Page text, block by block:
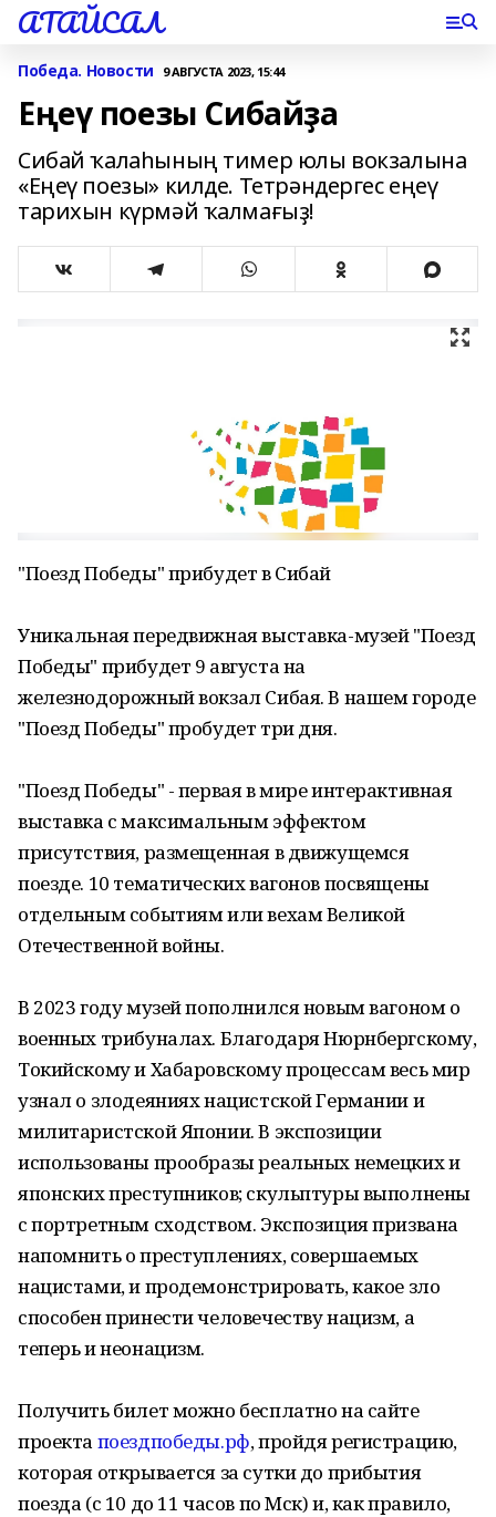
АТАЙСАЛ
Победа. Новости 9 АВГУСТА 2023, 15:44
Еңеү поезы Сибайҙа
Сибай ҡалаһының тимер юлы вокзалына
«Еңеү поезы» килде. Тетрәндергес еңеү
тарихын күрмәй ҡалмағыҙ!
"Поезд Победы" прибудет в Сибай
Уникальная передвижная выставка-музей "Поезд
Победы" прибудет 9 августа на
железнодорожный вокзал Сибая. В нашем городе
"Поезд Победы" пробудет три дня.
"Поезд Победы" - первая в мире интерактивная
выставка с максимальным эффектом
присутствия, размещенная в движущемся
поезде. 10 тематических вагонов посвящены
отдельным событиям или вехам Великой
Отечественной войны.
В 2023 году музей пополнился новым вагоном о
военных трибуналах. Благодаря Нюрнбергскому,
Токийскому и Хабаровскому процессам весь мир
узнал о злодеяниях нацистской Германии и
милитаристской Японии. В экспозиции
использованы прообразы реальных немецких и
японских преступников; скульптуры выполнены
с портретным сходством. Экспозиция призвана
напомнить о преступлениях, совершаемых
нацистами, и продемонстрировать, какое зло
способен принести человечеству нацизм, а
теперь и неонацизм.
Получить билет можно бесплатно на сайте
проекта поездпобеды.рф, пройдя регистрацию,
которая открывается за сутки до прибытия
поезда (с 10 до 11 часов по Мск) и, как правило,